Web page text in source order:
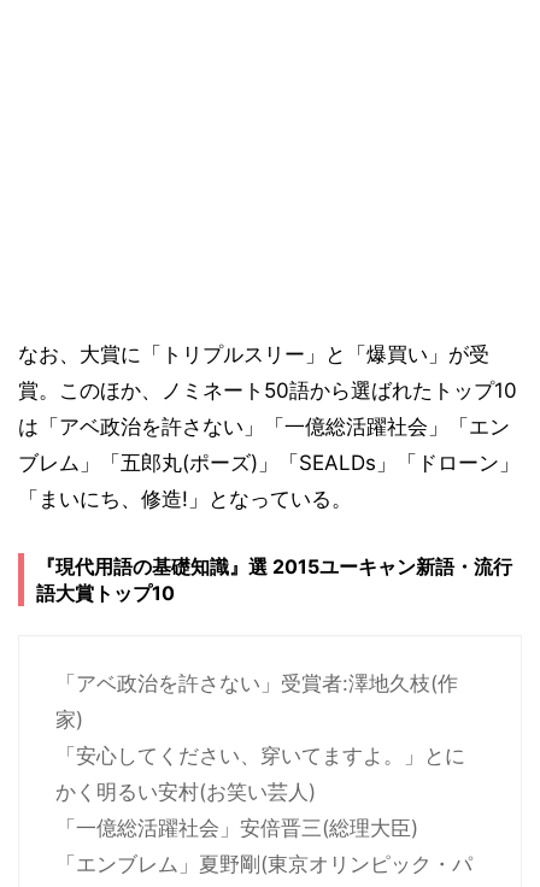
なお、大賞に「トリプルスリー」と「爆買い」が受
賞。このほか、ノミネート50語から選ばれたトップ10
は「アベ政治を許さない」「一億総活躍社会」「エン
ブレム」「五郎丸(ポーズ)」「SEALDs」「ドローン」
「まいにち、修造!」となっている。
『現代用語の基礎知識』選 2015ユーキャン新語・流行
語大賞トップ10
「アベ政治を許さない」受賞者:澤地久枝(作
家)
「安心してください、穿いてますよ。」とに
かく明るい安村(お笑い芸人)
「一億総活躍社会」安倍晋三(総理大臣)
「エンブレム」夏野剛(東京オリンピック・パ